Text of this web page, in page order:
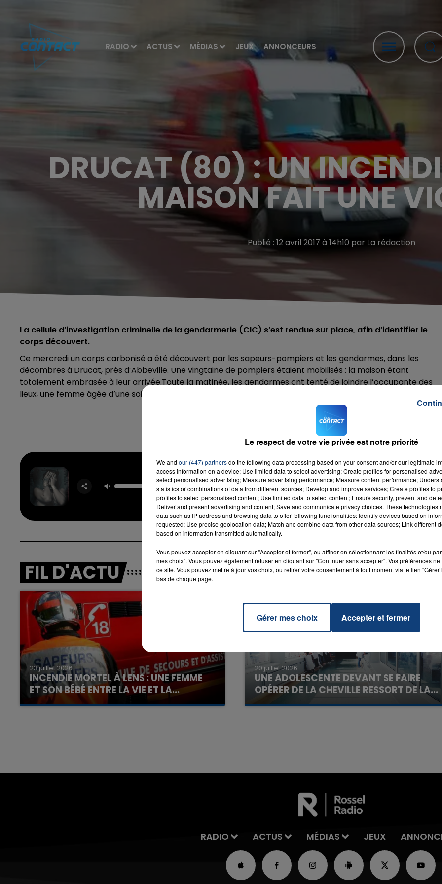
RADIO ACTUS MÉDIAS JEUX ANNONCEURS
DRUCAT (80) : UN
MAISON FAIT UNE
Publié : 12 avril 2017 à 14h10 par La rédaction
La cellule d’investigation criminelle de la gendarmerie (CIC) s’est rendue sur place, afin d’identifier le
corps découvert.
Ce mercredi un corps carbonisé a été découvert par les sapeurs-pompiers et les gendarmes, dans les
décombres à Drucat, près d’Abbeville. Une vingtaine de pompiers étaient mobilisés : la maison étant
totalement embrasée à leur arrivée.Toute la matinée, les gendarmes ont tenté de joindre l’occupante des
lieux, une femme âgée d’une soixantaine d’années. Le corps doit etre indentifiée.
Work
RIHANNA &
DRAKE
RADIO CONTACT
FIL D'ACTU
23 juillet 2026
INCENDIE MORTEL À LENS : UNE FEMME
ET SON BÉBÉ ENTRE LA VIE ET LA...
Un homme s'est immolé par le feu après avoir
20 juillet 2026
UNE ADOLESCENTE DEVANT SE FAIRE
OPÉRER DE LA CHEVILLE RESSORT DE LA...
La famille a porté plainte contre la clinique qui a
RADIO ACTUS MÉDIAS JEUX
Le respect de votre vie privée est notre priorité
We and our (447) partnersdo the following data processing based on your consent and/or our legitimate
access information on a device; Use limited data to select advertising; Create profiles for personalised
select personalised advertising; Measure advertising performance; Measure content performance;
statistics or combinations of data from different sources; Develop and improve services; Create profiles to
profiles to select personalised content; Use limited data to select content; Ensure security, prevent and
Deliver and present advertising and content; Save and communicate privacy choices. These technologies
data such as IP address and browsing data to offer following functionalities: Identify devices based on
requested; Use precise geolocation data; Match and combine data from other data sources; Link different
based on information transmitted automatically.
Vous pouvez accepter en cliquant sur "Accepter et fermer", ou affiner en sélectionnant les finalités et/ou
mes choix". Vous pouvez également refuser en cliquant sur "Continuer sans accepter". Vos préférences
ce site. Vous pouvez mettre à jour vos choix, ou retirer votre consentement à tout moment via le lien
bas de chaque page.
Gérer mes choix Accepter et fermer